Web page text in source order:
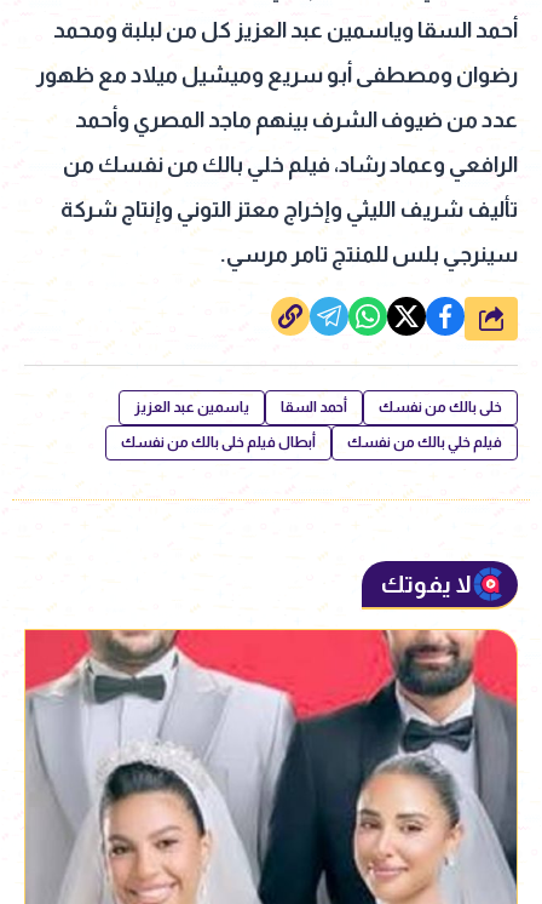
أحمد السقا وياسمين عبد العزيز كل من لبلبة ومحمد
رضوان ومصطفى أبو سريع وميشيل ميلاد مع ظهور
عدد من ضيوف الشرف بينهم ماجد المصري وأحمد
الرافعي وعماد رشاد، فيلم خلي بالك من نفسك من
تأليف شريف الليثي وإخراج معتز التوني وإنتاج شركة
سينرجي بلس للمنتج تامر مرسي.
شارك
خلى بالك من نفسك أحمد السقا ياسمين عبد العزيز
فيلم خلي بالك من نفسك أبطال فيلم خلى بالك من نفسك
لا يفوتك